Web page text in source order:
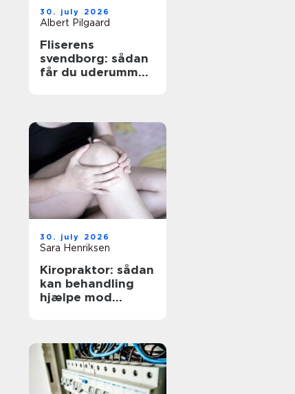
30. july 2026
Albert Pilgaard
Fliserens
svendborg: sådan
får du uderummet
30. july 2026
Sara Henriksen
Kiropraktor: sådan
kan behandling
hjælpe mod